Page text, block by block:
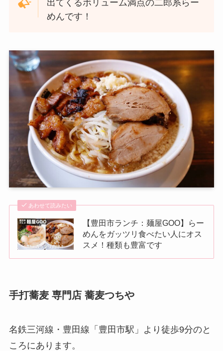
出てくるボリューム満点の二郎系らー
めんです！
あわせて読みたい
【豊田市ランチ：麺屋GOO】らー
めんをガッツリ食べたい人にオス
スメ！種類も豊富です
手打蕎麦 専門店 蕎麦つちや
名鉄三河線・豊田線「豊田市駅」より徒歩9分のと
ころにあります。